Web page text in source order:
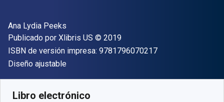
Autor(es)
Ana Lydia Peeks
Editorial
Publicado por Xlibris US Copyright
© 2019
ISBN de versión impresa: 9781796070217"ISBN-13
Formato
Diseño ajustable
Libro electrónico